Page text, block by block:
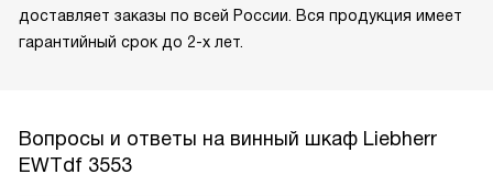
доставляет заказы по всей России. Вся продукция имеет
гарантийный срок до 2-х лет.
Вопросы и ответы на винный шкаф Liebherr
EWTdf 3553